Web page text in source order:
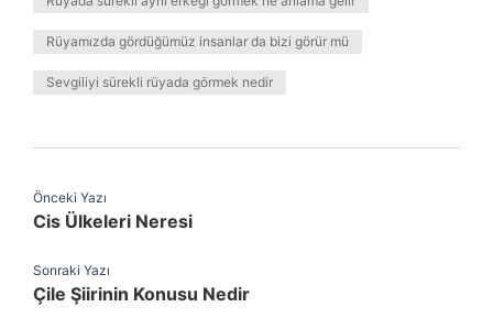
Rüyamızda gördüğümüz insanlar da bizi görür mü
Sevgiliyi sürekli rüyada görmek nedir
Önceki Yazı
Cis Ülkeleri Neresi
Sonraki Yazı
Çile Şiirinin Konusu Nedir